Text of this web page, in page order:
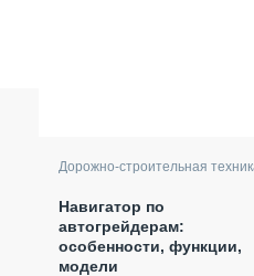
Дорожно-строительная
Навигатор по
автогрейдерам:
особенности, функции,
модели